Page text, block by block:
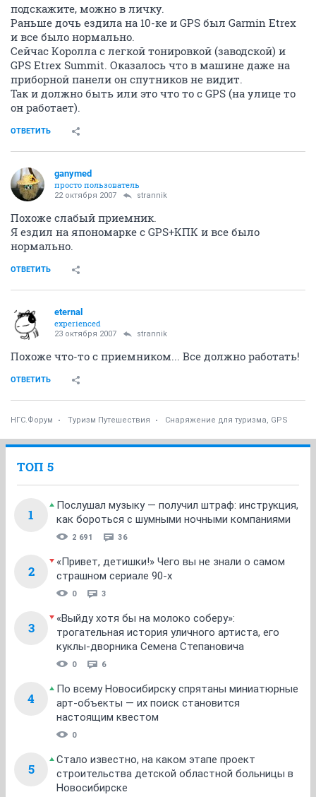
подскажите, можно в личку.
Раньше дочь ездила на 10-ке и GPS был Garmin Etrex
и все было нормально.
Сейчас Королла с легкой тонировкой (заводской) и
GPS Etrex Summit. Оказалось что в машине даже на
приборной панели он спутников не видит.
Так и должно быть или это что то с GPS (на улице то
он работает).
ОТВЕТИТЬ
ganymed
просто пользователь
22 октября 2007 strannik
Похоже слабый приемник.
Я ездил на япономарке с GPS+КПК и все было
нормально.
ОТВЕТИТЬ
eternal
experienced
23 октября 2007 strannik
Похоже что-то с приемником... Все должно работать!
ОТВЕТИТЬ
НГС.Форум Туризм Путешествия Снаряжение для туризма, GPS
ТОП 5
1
Послушал музыку — получил штраф: инструкция,
как бороться с шумными ночными компаниями
2 691 36
2
«Привет, детишки!» Чего вы не знали о самом
страшном сериале 90-х
0 3
3
«Выйду хотя бы на молоко соберу»:
трогательная история уличного артиста, его
куклы-дворника Семена Степановича
0 6
4
По всему Новосибирску спрятаны миниатюрные
арт-объекты — их поиск становится
настоящим квестом
0
5
Стало известно, на каком этапе проект
строительства детской областной больницы в
Новосибирске